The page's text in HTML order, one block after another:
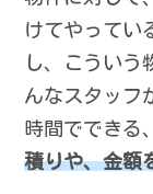
けてやってい
し、こういう
んなスタッフ
時間でできる
積りや、金額